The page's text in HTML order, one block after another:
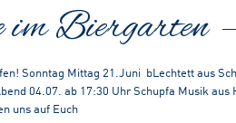
im Biergarten
Sonntag Mittag 21.Juni bLechtett aus
04.07. ab 17:30 Uhr Schupfa Musik
uns auf Euch